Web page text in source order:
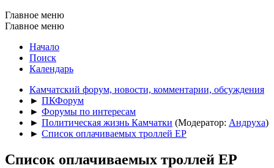
Главное меню
Главное меню
Начало
Поиск
Календарь
Камчатский форум, новости, комментарии, обсуждения
► ПКФорум
► Форумы по интересам
► Политическая жизнь Камчатки (Модератор: Андруха)
► Список оплачиваемых троллей ЕР
Список оплачиваемых троллей ЕР